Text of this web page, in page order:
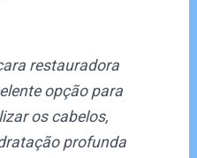
restauradora
opção para
os cabelos,
profunda